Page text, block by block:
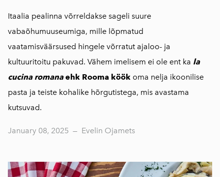
Itaalia pealinna võrreldakse sageli suure
vabaõhumuuseumiga, mille lõpmatud
vaatamisväärsused hingele võrratut ajaloo- ja
kultuuritoitu pakuvad. Vähem imelisem ei ole ent ka la
cucina romanaehk Rooma köök oma nelja ikoonilise
pasta ja teiste kohalike hõrgutistega, mis avastama
kutsuvad.
January 08, 2025 — Evelin Ojamets